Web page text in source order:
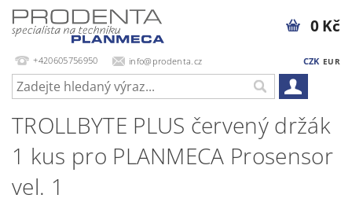
+420605756950 info@prodenta.cz CZK EUR
0 Kč
TROLLBYTE PLUS červený držák
1 kus pro PLANMECA Prosensor
vel. 1